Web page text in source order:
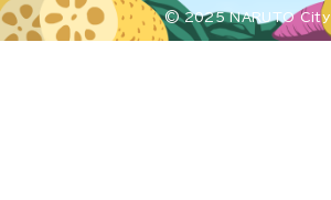
© 2025 NARUTO City